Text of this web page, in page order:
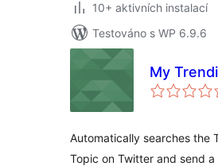
10+ aktivních instalací
Testováno s WP 6.9.6
My
Automatically searches the
Topic on Twitter and send